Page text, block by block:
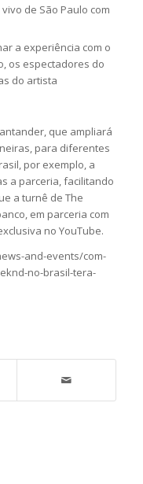
de São Paulo com
a experiência com o
os espectadores do
do artista
que ampliará
para diferentes
por exemplo, a
a parceria, facilitando
a turnê de The
em parceria com
no YouTube.
and-events/com-
no-brasil-tera-